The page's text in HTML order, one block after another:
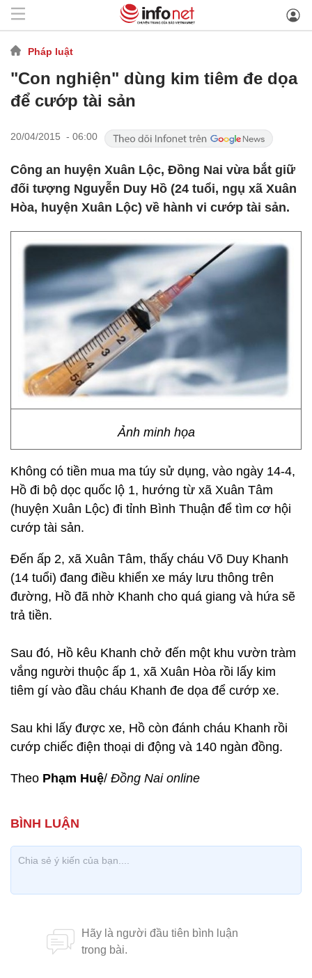
Pháp luật
"Con nghiện" dùng kim tiêm đe dọa
để cướp tài sản
20/04/2015 - 06:00
Công an huyện Xuân Lộc, Đồng Nai vừa bắt giữ
đối tượng Nguyễn Duy Hồ (24 tuổi, ngụ xã Xuân
Hòa, huyện Xuân Lộc) về hành vi cướp tài sản.
Ảnh minh họa
Không có tiền mua ma túy sử dụng, vào ngày 14-4,
Hồ đi bộ dọc quốc lộ 1, hướng từ xã Xuân Tâm
(huyện Xuân Lộc) đi tỉnh Bình Thuận để tìm cơ hội
cướp tài sản.
Đến ấp 2, xã Xuân Tâm, thấy cháu Võ Duy Khanh
(14 tuổi) đang điều khiển xe máy lưu thông trên
đường, Hồ đã nhờ Khanh cho quá giang và hứa sẽ
trả tiền.
Sau đó, Hồ kêu Khanh chở đến một khu vườn tràm
vắng người thuộc ấp 1, xã Xuân Hòa rồi lấy kim
tiêm gí vào đầu cháu Khanh đe dọa để cướp xe.
Sau khi lấy được xe, Hồ còn đánh cháu Khanh rồi
cướp chiếc điện thoại di động và 140 ngàn đồng.
Theo Phạm Huệ/ Đồng Nai online